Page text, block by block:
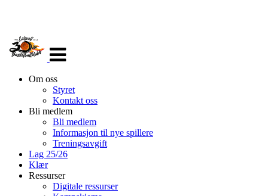
navigasjon
Om oss
Styret
Kontakt oss
Bli medlem
Bli medlem
Informasjon til nye spillere
Treningsavgift
Lag 25/26
Klær
Ressurser
Digitale ressurser